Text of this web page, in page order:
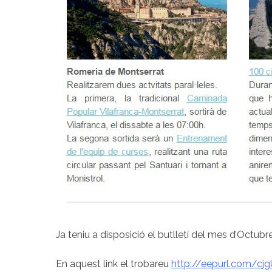
Ja teniu a disposició el butlletí del mes
En aquest link el trobareu http://eepurl.com/